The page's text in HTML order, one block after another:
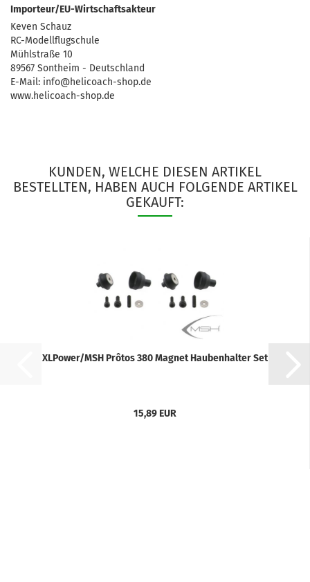
Importeur/EU-Wirtschaftsakteur
Keven Schauz
RC-Modellflugschule
Mühlstraße 10
89567 Sontheim - Deutschland
E-Mail: info@helicoach-shop.de
www.helicoach-shop.de
KUNDEN, WELCHE DIESEN ARTIKEL
BESTELLTEN, HABEN AUCH FOLGENDE ARTIKEL
GEKAUFT:
XLPower/MSH Prôtos 380 Magnet Haubenhalter Set
15,89 EUR